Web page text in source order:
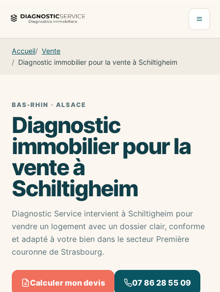
Ouvrir
Accueil
Vente
Diagnostic immobilier pour la vente à Schiltigheim
BAS-RHIN · ALSACE
Diagnostic
immobilier pour la
vente à
Schiltigheim
Diagnostic Service intervient à Schiltigheim pour
vendre un logement avec un dossier clair, conforme
et adapté à votre bien dans le secteur Première
couronne de Strasbourg.
Calculer mon devis 07 86 28 55 09